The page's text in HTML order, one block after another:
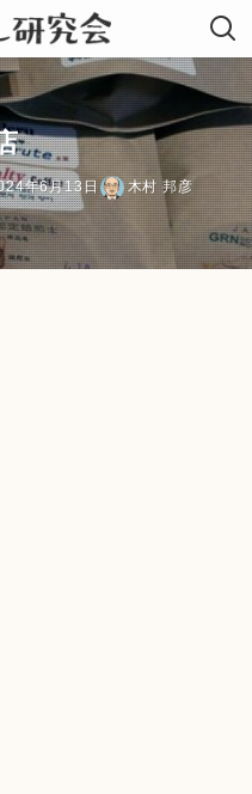
年6月13日 木村 邦彦